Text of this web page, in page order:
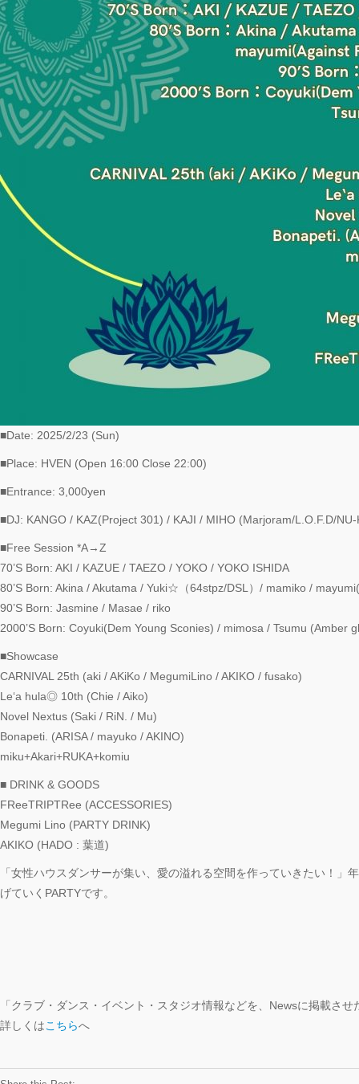
Zabu
PARCO PRODUCE
『TOKYO
GEGEGAY 2025
FESTIVAL 20th
Anniversary」レポ
■Date: 2025/2/23 (Sun)
■Place: HVEN (Open 16:00 Close 22:00)
■Entrance: 3,000yen
■DJ: KANGO / KAZ(Project 301) / KAJI / MIHO (Marjoram/L.O.F.D/
■Free Session *A→Z
70’S Born: AKI / KAZUE / TAEZO / YOKO / YOKO ISHIDA
80’S Born: Akina / Akutama / Yuki☆（64stpz/DSL）/ mamiko /
90’S Born: Jasmine / Masae / riko
2000’S Born: Coyuki(Dem Young Sconies) / mimosa / Tsumu (Amber
■Showcase
CARNIVAL 25th (aki / AKiKo / MegumiLino / AKIKO / fusako)
Le‘a hula◎ 10th (Chie / Aiko)
Novel Nextus (Saki / RiN. / Mu)
Bonapeti. (ARISA / mayuko / AKINO)
miku+Akari+RUKA+komiu
■ DRINK & GOODS
FReeTRIPTRee (ACCESSORIES)
Megumi Lino (PARTY DRINK)
AKIKO (HADO : 葉道)
「女性ハウスダンサーが集い、愛の溢れる空間を作っていきたい！
げていくPARTYです。
「クラブ・ダンス・イベント・スタジオ情報などを、Newsに掲載さ
詳しくはこちらへ